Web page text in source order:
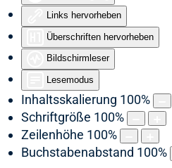
Links hervorheben
Überschriften hervorheben
Bildschirmleser
Lesemodus
Inhaltsskalierung 100%
Schriftgröße 100%
Zeilenhöhe 100%
Buchstabenabstand 100%